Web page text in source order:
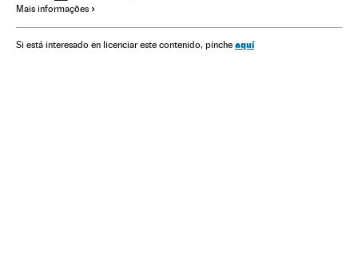
Investigação científica
Ciência Sociedade Medicina Saúde
Mais informações
Si está interesado en licenciar este contenido, pinche aquí